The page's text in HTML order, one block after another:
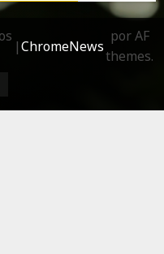
|ChromeNews
por AF
themes.
soy…?
información sobre las